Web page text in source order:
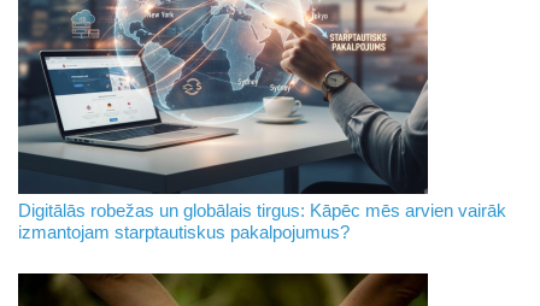
Digitālās robežas un globālais tirgus: Kāpēc mēs arvien vairāk
izmantojam starptautiskus pakalpojumus?